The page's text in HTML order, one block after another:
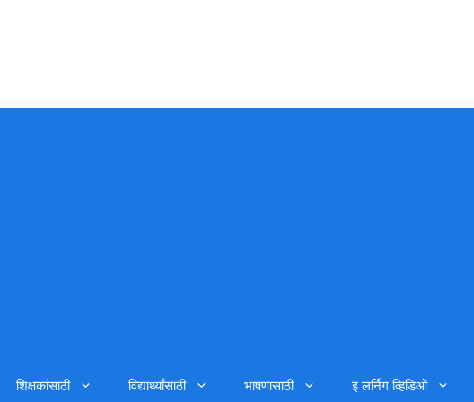
शिक्षकांसाठी विद्यार्थ्यांसाठी भाषणासाठी इ लर्निग व्हिडिओ